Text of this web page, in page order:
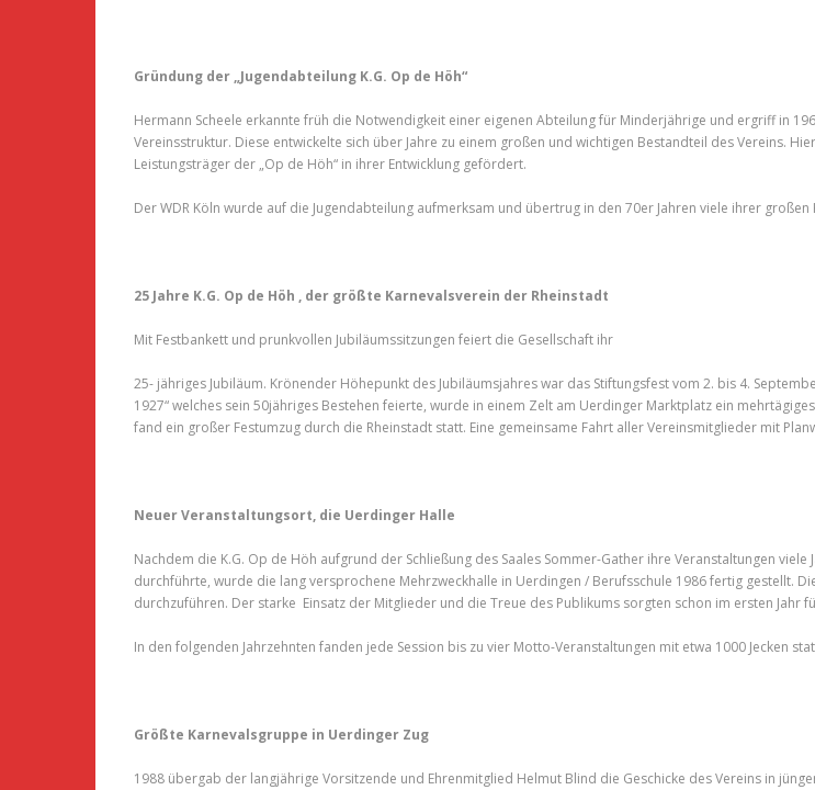
Gründung der „Jugendabteilung K.G. Op de Höh“
Hermann Scheele erkannte früh die Notwendigkeit einer eigenen Abteilung für Minderjährige und ergriff in
Vereinsstruktur. Diese entwickelte sich über Jahre zu einem großen und wichtigen Bestandteil des Vereins.
Leistungsträger der „Op de Höh“ in ihrer Entwicklung gefördert.
Der WDR Köln wurde auf die Jugendabteilung aufmerksam und übertrug in den 70er Jahren viele ihrer
25 Jahre K.G. Op de Höh , der größte Karnevalsverein der Rheinstadt
Mit Festbankett und prunkvollen Jubiläumssitzungen feiert die Gesellschaft ihr
25- jähriges Jubiläum. Krönender Höhepunkt des Jubiläumsjahres war das Stiftungsfest vom 2. bis 4.
1927“ welches sein 50jähriges Bestehen feierte, wurde in einem Zelt am Uerdinger Marktplatz ein
fand ein großer Festumzug durch die Rheinstadt statt. Eine gemeinsame Fahrt aller Vereinsmitglieder mit
Neuer Veranstaltungsort, die Uerdinger Halle
Nachdem die K.G. Op de Höh aufgrund der Schließung des Saales Sommer-Gather ihre Veranstaltungen
durchführte, wurde die lang versprochene Mehrzweckhalle in Uerdingen / Berufsschule 1986 fertig gestellt.
durchzuführen. Der starke Einsatz der Mitglieder und die Treue des Publikums sorgten schon im ersten Jahr
In den folgenden Jahrzehnten fanden jede Session bis zu vier Motto-Veranstaltungen mit etwa 1000 Jecken
Größte Karnevalsgruppe in Uerdinger Zug
1988 übergab der langjährige Vorsitzende und Ehrenmitglied Helmut Blind die Geschicke des Vereins in